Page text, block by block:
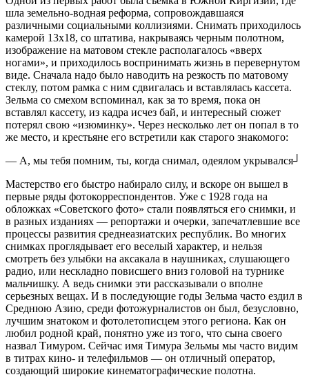
шла земельно-водная реформа, сопровождавшаяся
различными социальными коллизиями. Снимать приходилось
камерой 13х18, со штатива, накрываясь черным полотном,
изображение на матовом стекле располагалось «вверх
ногами», и приходилось воспринимать жизнь в перевернутом
виде. Сначала надо было наводить на резкость по матовому
стеклу, потом рамка с ним сдвигалась и вставлялась кассета.
Зельма со смехом вспоминал, как за то время, пока он
вставлял кассету, из кадра исчез бай, и интересный сюжет
потерял свою «изюминку». Через несколько лет он попал в то
же место, и крестьяне его встретили как старого знакомого:
— А, мы тебя помним, ты, когда снимал, одеялом укрывался┘
Мастерство его быстро набирало силу, и вскоре он вышел в
первые ряды фотокорреспондентов. Уже с 1928 года на
обложках «Советского фото» стали появляться его снимки, и
в разных изданиях — репортажи и очерки, запечатлевшие все
процессы развития среднеазиатских республик. Во многих
снимках проглядывает его веселый характер, и нельзя
смотреть без улыбки на аксакала в наушниках, слушающего
радио, или нескладно повисшего вниз головой на турнике
мальчишку. А ведь снимки эти рассказывали о вполне
серьезных вещах. И в последующие годы Зельма часто ездил в
Среднюю Азию, среди фотожурналистов он был, безусловно,
лучшим знатоком и фотолетописцем этого региона. Как он
любил родной край, понятно уже из того, что сына своего
назвал Тимуром. Сейчас имя Тимура Зельмы мы часто видим
в титрах кино- и телефильмов — он отличный оператор,
создающий широкие кинематографические полотна.